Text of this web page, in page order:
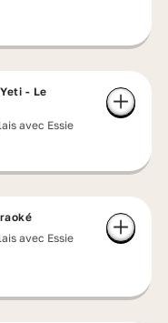
- Le
avec Essie
avec Essie